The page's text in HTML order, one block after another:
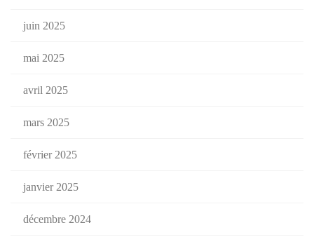
juin 2025
mai 2025
avril 2025
mars 2025
février 2025
janvier 2025
décembre 2024